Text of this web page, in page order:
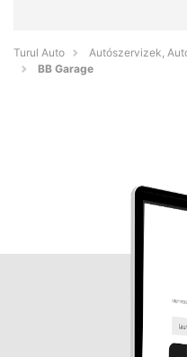
Turul Auto
Autószervizek,
BB Garage